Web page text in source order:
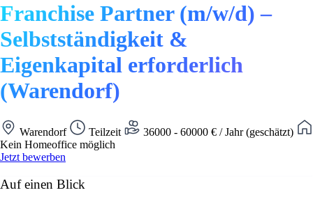
Franchise Partner (m/w/d) –
Selbstständigkeit &
Eigenkapital erforderlich
(Warendorf)
Warendorf Teilzeit
36000 - 60000 € / Jahr (geschätzt)
Kein Homeoffice möglich
Jetzt bewerben
Auf einen Blick